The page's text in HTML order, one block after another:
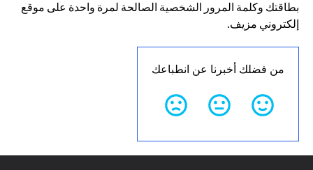
بطاقتك وكلمة المرور الشخصية الصالحة لمرة واحدة على موقع
إلكتروني مزيف.
من فضلك أخبرنا عن انطباعك